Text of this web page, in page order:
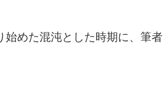
始めた混沌とした時期に、筆者